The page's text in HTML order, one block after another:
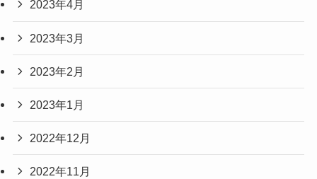
2023年4月
2023年3月
2023年2月
2023年1月
2022年12月
2022年11月